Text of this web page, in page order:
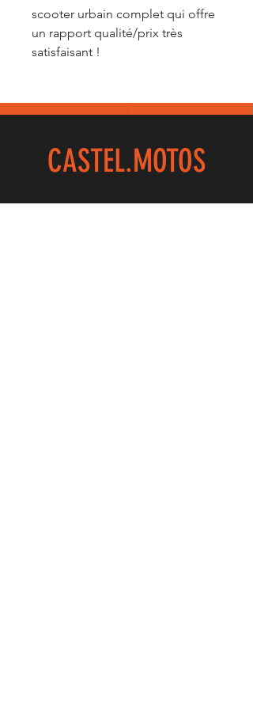
scooter urbain complet qui offre
un rapport qualité/prix très
satisfaisant !
CASTEL.MOTOS